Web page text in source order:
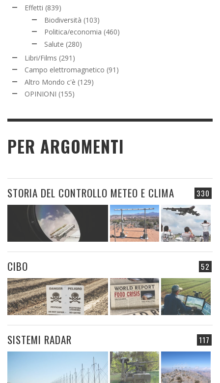
Effetti (839)
Biodiversità (103)
Politica/economia (460)
Salute (280)
Libri/Films (291)
Campo elettromagnetico (91)
Altro Mondo c'è (129)
OPINIONI (155)
PER ARGOMENTI
330
STORIA DEL CONTROLLO METEO E CLIMA
52
CIBO
117
SISTEMI RADAR